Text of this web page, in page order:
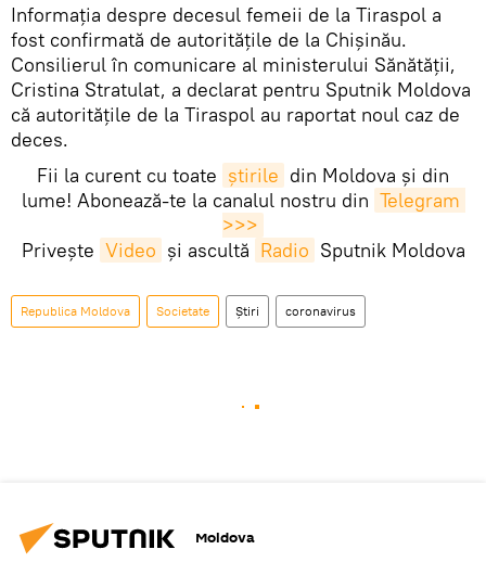
Informația despre decesul femeii de la Tiraspol a
fost confirmată de autoritățile de la Chișinău.
Consilierul în comunicare al ministerului Sănătății,
Cristina Stratulat, a declarat pentru Sputnik Moldova
că autoritățile de la Tiraspol au raportat noul caz de
deces.
Fii la curent cu toate știrile din Moldova și din
lume! Abonează-te la canalul nostru din Telegram
>>>
Privește Video și ascultă Radio Sputnik Moldova
Republica Moldova Societate Știri coronavirus
Moldova